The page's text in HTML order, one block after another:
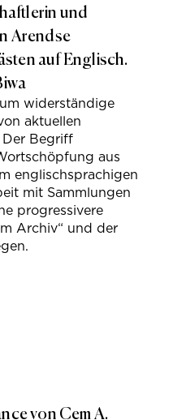
und
Arendse
auf Englisch.
widerständige
aktuellen
Begriff
aus
englischsprachigen
mit Sammlungen
progressivere
Archiv“ und der
von Cem A.